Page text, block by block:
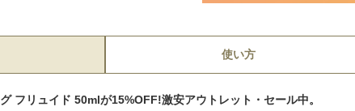
使い方
フリュイド 50mlが15%OFF!激安アウトレット・セール中。